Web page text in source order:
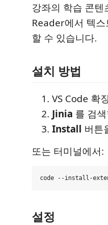
강좌의 학습 콘텐
Reader에서 텍
할 수 있습니다.
설치 방법
VS Code 확
Jinia 를 검
Install 버튼
또는 터미널에서:
설정